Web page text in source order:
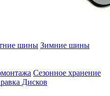
шины Зимние шины
Сезонное хранение
Дисков